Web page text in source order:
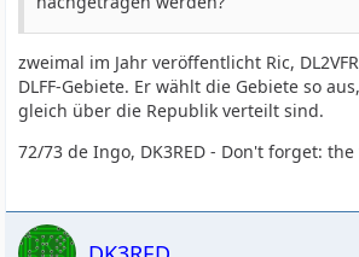
zweimal im Jahr veröffentlicht Ric,
DLFF-Gebiete. Er wählt die Gebiete so
gleich über die Republik verteilt sind.
72/73 de Ingo, DK3RED - Don't forget: